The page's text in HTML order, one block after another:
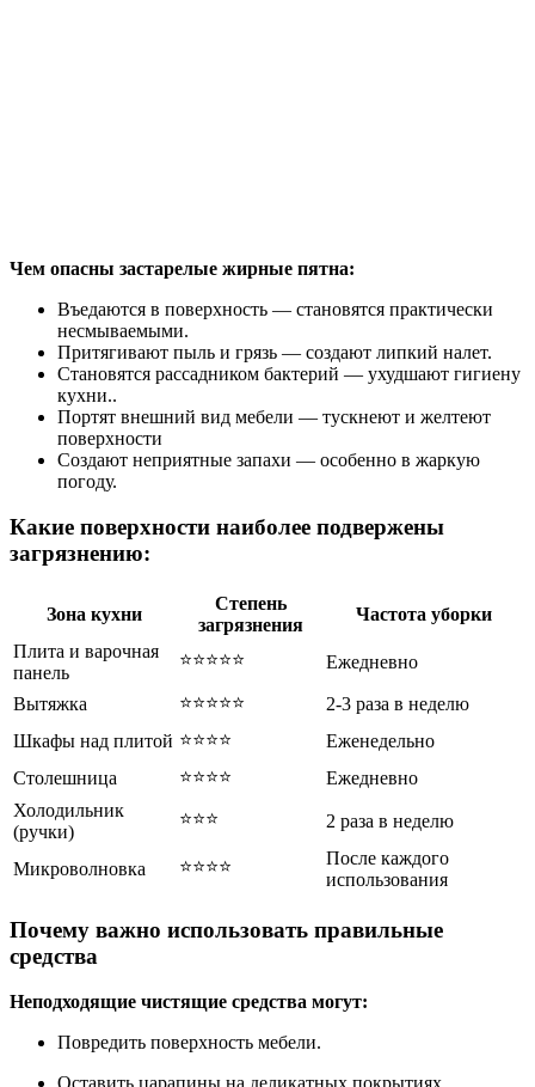
Чем опасны застарелые жирные пятна:
Въедаются в поверхность — становятся практически
несмываемыми.
Притягивают пыль и грязь — создают липкий налет.
Становятся рассадником бактерий — ухудшают гигиену
кухни..
Портят внешний вид мебели — тускнеют и желтеют
поверхности
Создают неприятные запахи — особенно в жаркую
погоду.
Какие поверхности наиболее подвержены
загрязнению:
Зона кухни
Степень
загрязнения
Частота уборки
Плита и варочная
панель
⭐⭐⭐⭐⭐ Ежедневно
Вытяжка ⭐⭐⭐⭐⭐
2-3 раза в неделю
Шкафы над плитой ⭐⭐⭐⭐
Еженедельно
Столешница
⭐⭐⭐⭐
Ежедневно
Холодильник
(ручки)
⭐⭐⭐ 2 раза в неделю
Микроволновка ⭐⭐⭐⭐
После каждого
использования
Почему важно использовать правильные
средства
Неподходящие чистящие средства могут:
Повредить поверхность мебели.